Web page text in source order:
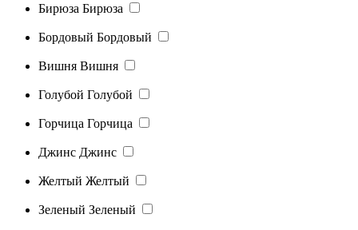
Бирюза Бирюза
Бордовый Бордовый
Вишня Вишня
Голубой Голубой
Горчица Горчица
Джинс Джинс
Желтый Желтый
Зеленый Зеленый